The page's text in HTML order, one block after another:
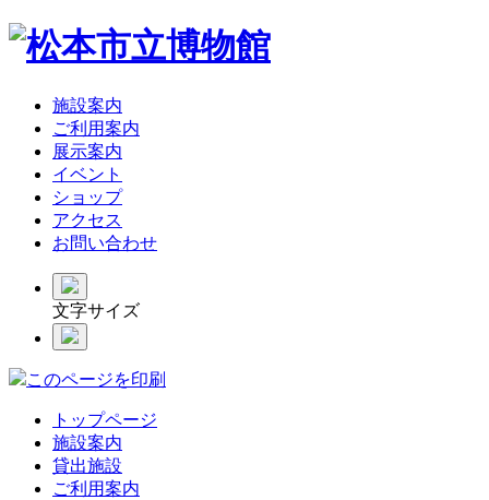
施設案内
ご利用案内
展示案内
イベント
ショップ
アクセス
お問い合わせ
文字サイズ
このページを印刷
トップページ
施設案内
貸出施設
ご利用案内